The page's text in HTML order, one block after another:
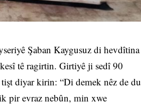
Şaban Kaygusuz di hevdîtina
tê ragirtin. Girtiyê ji sedî 90
diyar kirin: “Di demek nêz de du
pir evraz nebûn, min xwe